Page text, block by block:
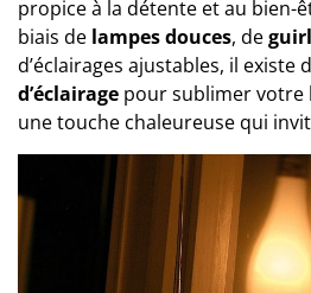
propice à la détente et au bien-
biais de lampes douces, de
d’éclairages ajustables, il existe
d’éclairage pour sublimer
une touche chaleureuse qui